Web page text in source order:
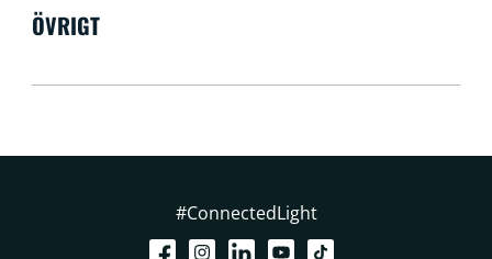
ÖVRIGT
#ConnectedLight